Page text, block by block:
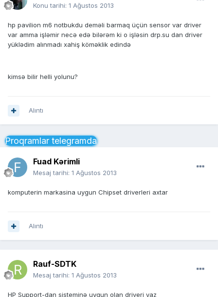
Konu tarihi: 1 Ağustos 2013
hp pavilion m6 notbukdu deməli barmaq üçün sensor var driver
var amma işləmir necə edə bilərəm ki o işləsin drp.su dan driver
yüklədim alınmadı xahiş köməklik edində
kimsə bilir helli yolunu?
Alıntı
Proqramlar telegramda
Fuad Kərimli
Mesaj tarihi: 1 Ağustos 2013
komputerin markasina uygun Chipset driverleri axtar
Alıntı
Rauf-SDTK
Mesaj tarihi: 1 Ağustos 2013
HP Support-dan sisteminə uygun olan driveri yaz